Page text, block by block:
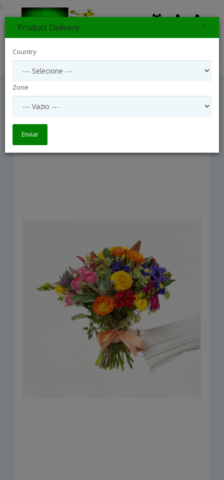
Bright Posy
}
Product Delivery ×
Country
Zone
Enviar